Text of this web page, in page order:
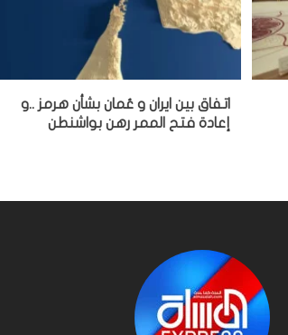
اتفاق بين ايران و عُمان بشأن هرمز ..و
إعادة فتح الممر رهن بواشنطن